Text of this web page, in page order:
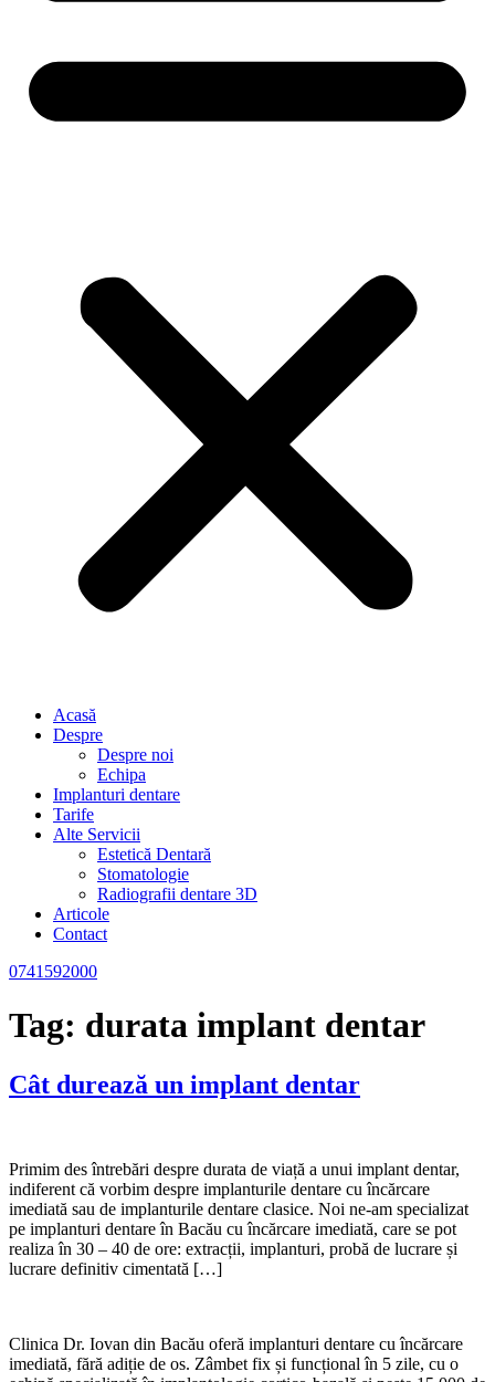
Acasă
Despre
Despre noi
Echipa
Implanturi dentare
Tarife
Alte Servicii
Estetică Dentară
Stomatologie
Radiografii dentare 3D
Articole
Contact
0741592000
Tag: durata implant dentar
Cât durează un implant dentar
Primim des întrebări despre durata de viață a unui implant dentar,
indiferent că vorbim despre implanturile dentare cu încărcare
imediată sau de implanturile dentare clasice. Noi ne-am specializat
pe implanturi dentare în Bacău cu încărcare imediată, care se pot
realiza în 30 – 40 de ore: extracții, implanturi, probă de lucrare și
lucrare definitiv cimentată […]
Clinica Dr. Iovan din Bacău oferă implanturi dentare cu încărcare
imediată, fără adiție de os. Zâmbet fix și funcțional în 5 zile, cu o